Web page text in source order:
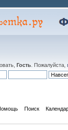
Гость . Пожалуйста,
Поиск